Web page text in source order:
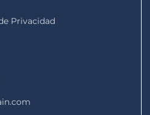
Privacidad